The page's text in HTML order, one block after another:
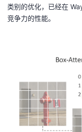
堂
课
程
的
认
我
的
我
我
术
支
云
声
类别的优化，已经在
竞争力的性能。